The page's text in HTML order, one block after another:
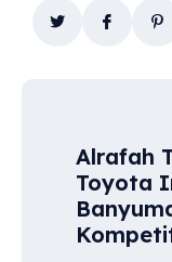
Alrafah
Toyota